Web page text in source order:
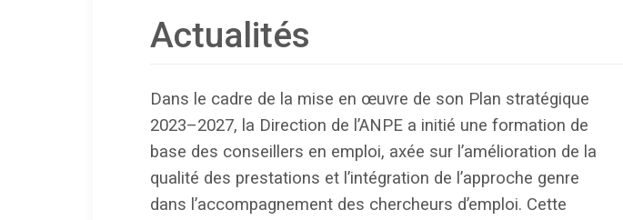
Actualités
Dans le cadre de la mise en œuvre de son Plan stratégique
2023–2027, la Direction de l’ANPE a initié une formation de
base des conseillers en emploi, axée sur l’amélioration de la
qualité des prestations et l’intégration de l’approche genre
dans l’accompagnement des chercheurs d’emploi. Cette